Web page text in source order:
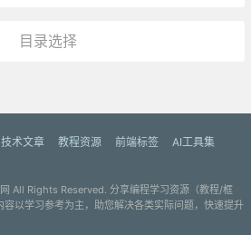
目录选择
技术文章 教程资源 前端标签
AI工具集